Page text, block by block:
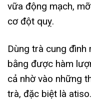
vữa động mạch,
cơ đột quỵ.
Dùng trà cung đình
bằng được hàm
cả nhờ vào những
trà, đặc biệt là